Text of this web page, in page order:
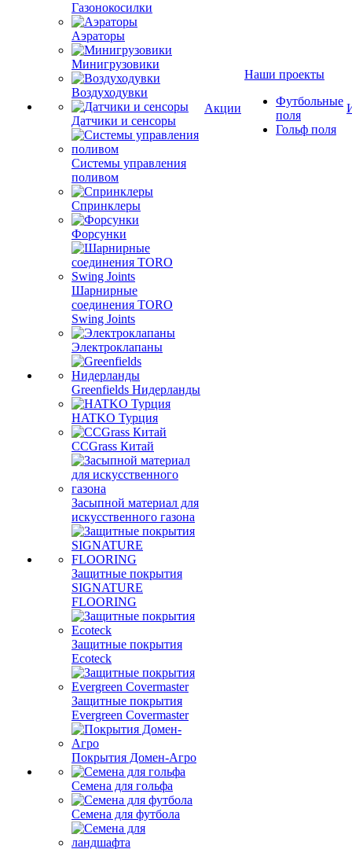
Газонокосилки
Аэраторы
Минигрузовики
Воздуходувки
Датчики и сенсоры
Системы управления
поливом
Спринклеры
Форсунки
Шарнирные
соединения TORO
Swing Joints
Электроклапаны
Greenfields Нидерланды
HATKO Турция
CCGrass Китай
Засыпной материал для
искусственного газона
Защитные покрытия
SIGNATURE
FLOORING
Защитные покрытия
Ecoteck
Защитные покрытия
Evergreen Covermaster
Покрытия Домен-Агро
Семена для гольфа
Семена для футбола
Акции
Наши проекты
Футбольные
поля
Гольф поля